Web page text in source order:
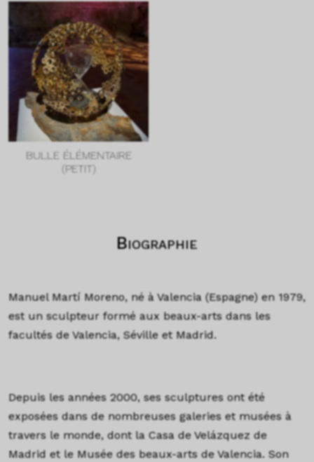
BULLE ÉLÉMENTAIRE
(PETIT)
Biographie
Manuel Martí Moreno, né à Valencia (Espagne) en 1979,
est un sculpteur formé aux beaux-arts dans les
facultés de Valencia, Séville et Madrid.
Depuis les années 2000, ses sculptures ont été
exposées dans de nombreuses galeries et musées à
travers le monde, dont la Casa de Velázquez de
Madrid et le Musée des beaux-arts de Valencia. Son